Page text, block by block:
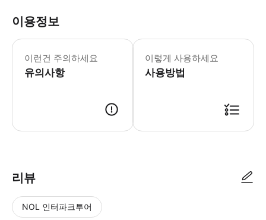
이용정보
이런건 주의하세요
유의사항
이렇게 사용하세요
사용방법
리뷰
NOL 인터파크투어